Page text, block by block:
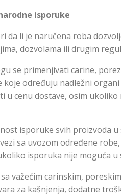
isporuke
da li je naručena roba
dozvolama ili drugim
se primenjivati carine,
određuju nadležni
u cenu dostave, osim
isporuke svih proizvoda u
sa uvozom određene
isporuka nije moguća u
važećim carinskim,
za kašnjenja, dodatne